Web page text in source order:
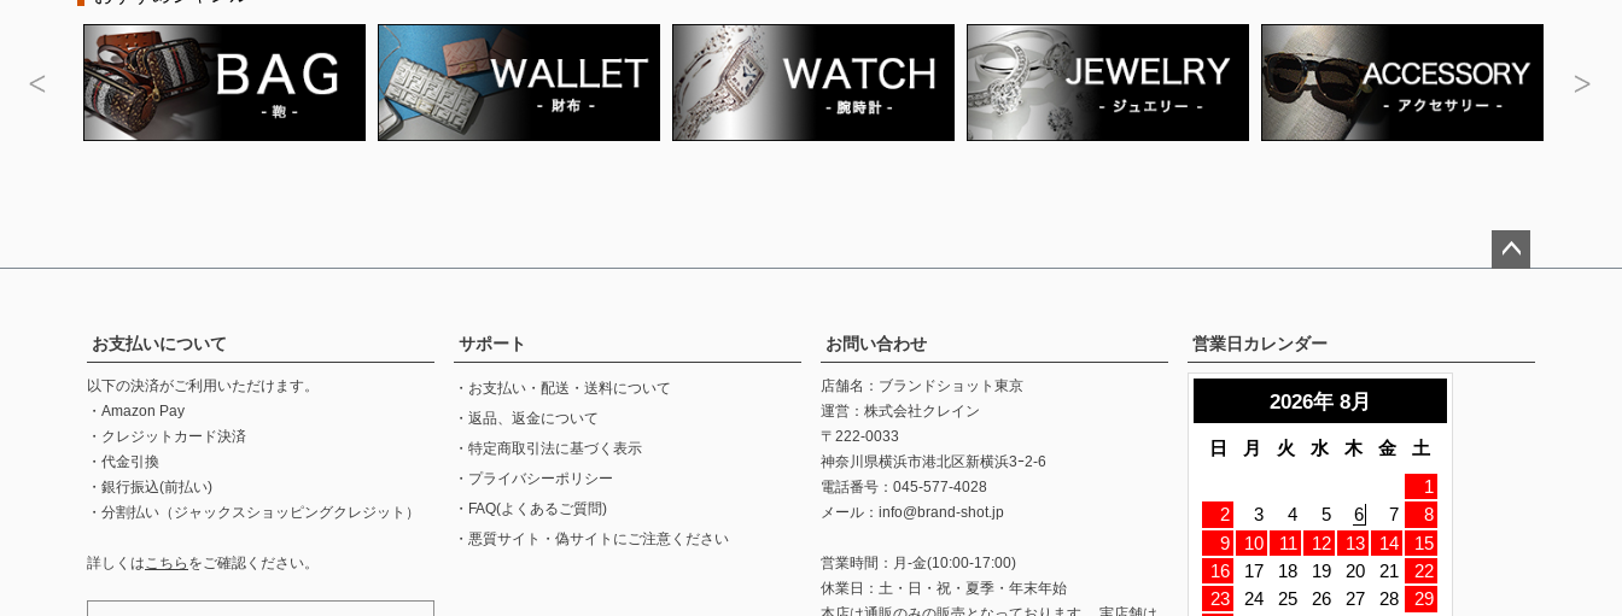
へ
お支払いについて
以下の決済がご利用いただけます。
・Amazon Pay
・クレジットカード決済
・代金引換
・銀行振込(前払い)
・分割払い（ジャックスショッピングクレジット）
詳しくはこちら をご確認ください。
サポート
・お支払い・配送・送料について
・返品、返金について
・特定商取引法に基づく表示
・プライバシーポリシー
・FAQ(よくあるご質問)
・悪質サイト・偽サイトにご注意ください
お問い合わせ
店舗名：ブランドショット東京
運営：株式会社クレイン
〒222-0033
神奈川県横浜市港北区新横浜3ｰ2-6
電話番号：045-577-4028
メール：info@brand-shot.jp
営業時間：月-金(10:00-17:00)
休業日：土・日・祝・夏季・年末年始
営業日カレンダー